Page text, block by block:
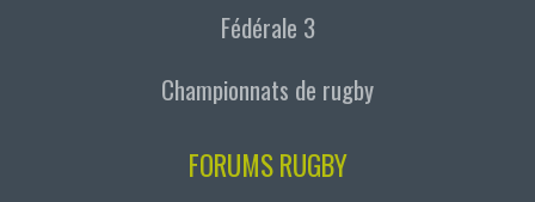
Fédérale 3
Championnats de rugby
FORUMS RUGBY